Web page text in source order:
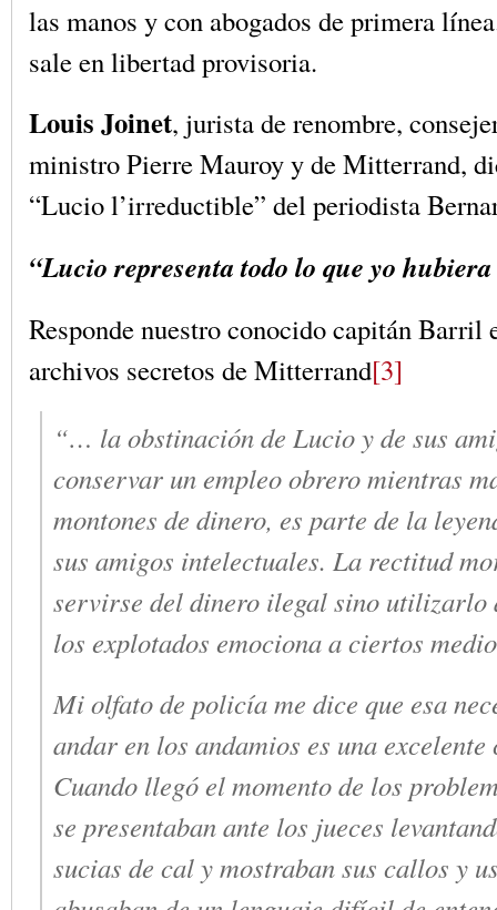
las manos y con abogados de primera
sale en libertad provisoria.
Louis Joinet, jurista de renombre,
ministro Pierre Mauroy y de Mitterrand,
“Lucio l’irreductible” del periodista
“Lucio representa todo lo que yo
Responde nuestro conocido capitán Barril
archivos secretos de Mitterrand[3]
“… la obstinación de Lucio y de sus
conservar un empleo obrero mientras
montones de dinero, es parte de la
sus amigos intelectuales. La rectitud
servirse del dinero ilegal sino utilizarlo
los explotados emociona a ciertos
Mi olfato de policía me dice que esa
andar en los andamios es una
Cuando llegó el momento de los
se presentaban ante los jueces
sucias de cal y mostraban sus callos y